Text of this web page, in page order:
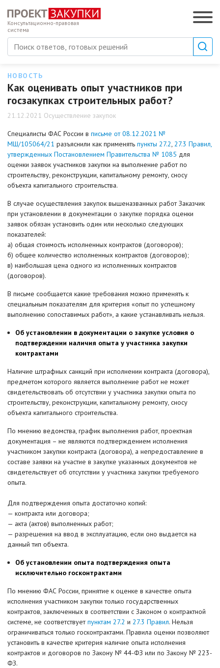
Консультационно-правовая
система
НОВОСТЬ
Как оценивать опыт участников при
госзакупках строительных работ?
21.12.2021 Осуществление закупок
Специалисты ФАС России в письме от 08.12.2021 №
МШ/105064/21 разъяснили как применять пункты 27.2, 27.3 Правил,
утвержденных Постановлением Правительства № 1085 для
оценки заявок участников закупки на выполнение работ по
строительству, реконструкции, капитальному ремонту, сносу
объекта капитального строительства.
В случае осуществления закупок вышеназванных работ Заказчик
при установлении в документации о закупке порядка оценки
заявок обязан установить один или несколько следующих
показателей:
а) общая стоимость исполненных контрактов (договоров);
б) общее количество исполненных контрактов (договоров);
в) наибольшая цена одного из исполненных контрактов
(договоров).
В письме сообщается какие требования можно применять к
специальным показателям для критерия «опыт по успешному
выполнению сопоставимых работ», а какие устанавливать нельзя.
Об установлении в документации о закупке условия о
подтверждении наличия опыта у участника закупки
контрактами
Наличие штрафных санкций при исполнении контракта (договора),
предметом которого является выполнение работ не может
свидетельствовать об отсутствии у участника закупки опыта по
строительству, реконструкции, капитальному ремонту, сносу
объекта капитального строительства.
По мнению ведомства, график выполнения работ, проектная
документация – не являются подтверждением исполнения
участником закупки контракта (договора), а непредоставление в
составе заявки на участие в закупке указанных документов не
свидетельствует об отсутствии у участника закупки требуемого
опыта.
Для подтверждения опыта достаточно копий:
— контракта или договора;
— акта (актов) выполненных работ;
— разрешения на ввод в эксплуатацию, если оно выдается на
данный тип объекта.
Об установлении опыта подтверждения опыта
исключительно госконтрактами
По мнению ФАС России, принятие к оценке в качестве опыта
исполнения участником закупки только государственных
контрактов, заключенных в соответствии с Законом о контрактной
системе, не соответствуетпунктам 27.2 и 27.3 Правил. Нельзя
ограничиваться только госконтрактами. Правила оценки позволяют
установить в качестве критерия наличие опыта исполнения
контрактов и договоров по Закону № 44-ФЗ или по Закону № 223-
ФЗ.